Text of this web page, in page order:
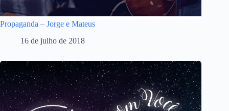
Propaganda – Jorge e Mateus
16 de julho de 2018